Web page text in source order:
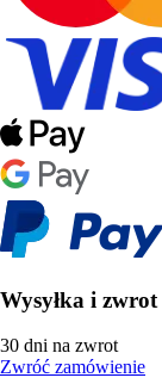
Wysyłka i zwrot
30 dni na zwrot
Zwróć zamówienie